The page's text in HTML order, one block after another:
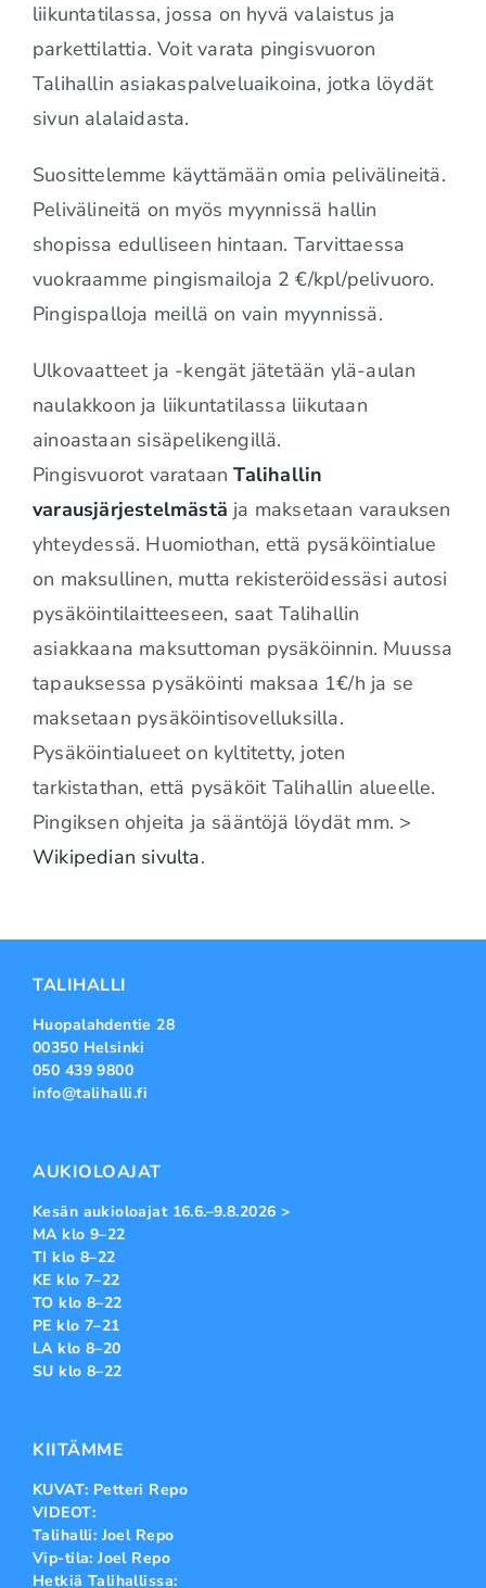
liikuntatilassa, jossa on hyvä valaistus ja
parkettilattia. Voit varata pingisvuoron
Talihallin asiakaspalveluaikoina, jotka löydät
sivun alalaidasta.
Suosittelemme käyttämään omia pelivälineitä.
Pelivälineitä on myös myynnissä hallin
shopissa edulliseen hintaan. Tarvittaessa
vuokraamme pingismailoja 2 €/kpl/pelivuoro.
Pingispalloja meillä on vain myynnissä.
Ulkovaatteet ja -kengät jätetään ylä-aulan
naulakkoon ja liikuntatilassa liikutaan
ainoastaan sisäpelikengillä.
Pingisvuorot varataanTalihallin
varausjärjestelmästä ja maksetaan varauksen
yhteydessä. Huomiothan, että pysäköintialue
on maksullinen, mutta rekisteröidessäsi autosi
pysäköintilaitteeseen, saat Talihallin
asiakkaana maksuttoman pysäköinnin. Muussa
tapauksessa pysäköinti maksaa 1€/h ja se
maksetaan pysäköintisovelluksilla.
Pysäköintialueet on kyltitetty, joten
tarkistathan, että pysäköit Talihallin alueelle.
Pingiksen ohjeita ja sääntöjä löydät mm. >
Wikipedian sivulta.
TALIHALLI
Huopalahdentie 28
00350 Helsinki
050 439 9800
info@talihalli.fi
AUKIOLOAJAT
Kesän aukioloajat 16.6.–9.8.2026 >
MA klo 9–22
TI klo 8–22
KE klo 7–22
TO klo 8–22
PE klo 7–21
LA klo 8–20
SU klo 8–22
KIITÄMME
KUVAT: Petteri Repo
VIDEOT:
Talihalli: Joel Repo
Vip-tila: Joel Repo
Hetkiä Talihallissa: